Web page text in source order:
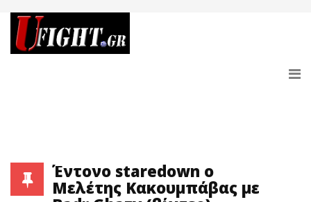
Έντονο staredown ο
Μελέτης Κακουμπάβας με